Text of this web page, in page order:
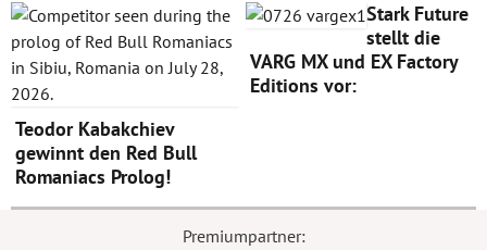
Teodor Kabakchiev
gewinnt den Red Bull
Romaniacs Prolog!
Stark Future
stellt die
VARG MX und EX Factory
Editions vor:
Premiumpartner: